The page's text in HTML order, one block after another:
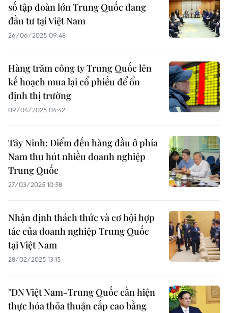
số tập đoàn lớn Trung Quốc đang
đầu tư tại Việt Nam
26/06/2025 09:48
Hàng trăm công ty Trung Quốc lên
kế hoạch mua lại cổ phiếu để ổn
định thị trường
09/04/2025 04:42
Tây Ninh: Điểm đến hàng đầu ở phía
Nam thu hút nhiều doanh nghiệp
Trung Quốc
27/03/2025 10:58
Nhận định thách thức và cơ hội hợp
tác của doanh nghiệp Trung Quốc
tại Việt Nam
28/02/2025 13:15
"DN Việt Nam-Trung Quốc cần hiện
thực hóa thỏa thuận cấp cao bằng